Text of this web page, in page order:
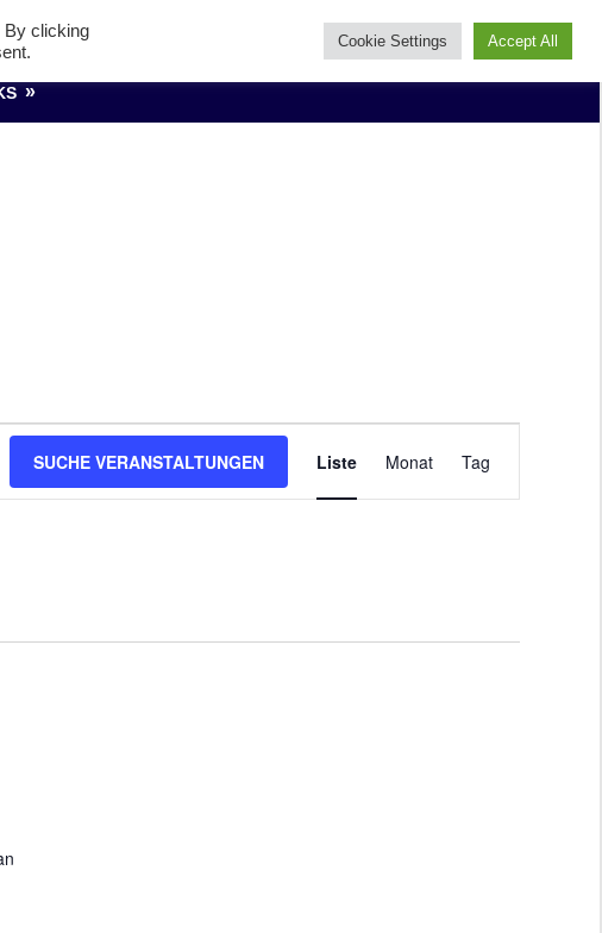
SUCHE VERANSTALTUNGEN
Ansichten-
Liste Monat Tag
By clicking
Cookie Settings Accept All